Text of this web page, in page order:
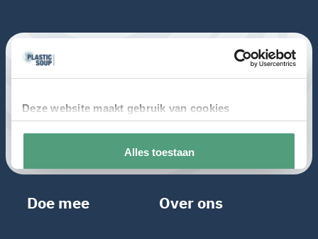
Doe mee Over ons